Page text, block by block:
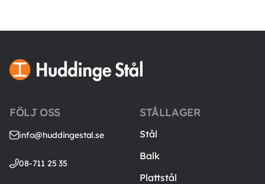
FÖLJ OSS
info@huddingestal.se
08-711 25 35
STÅLLAGER
Stål
Balk
Plattstål